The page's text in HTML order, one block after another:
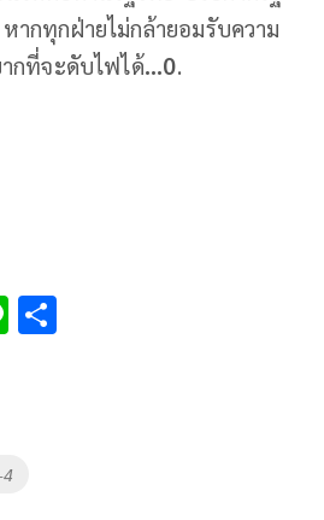
ากทุกฝ่ายไม่กล้ายอมรับความ
กที่จะดับไฟได้...0.
Li